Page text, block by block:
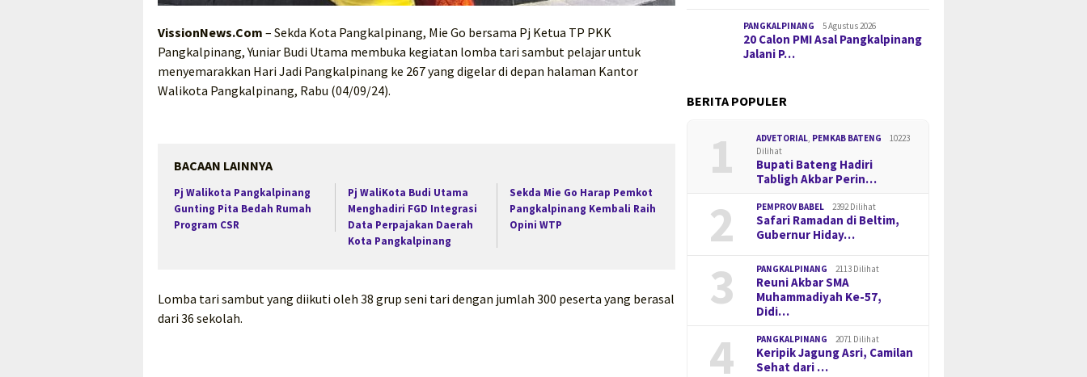
VissionNews.Com – Sekda Kota Pangkalpinang, Mie Go bersama Pj Ketua TP PKK
Pangkalpinang, Yuniar Budi Utama membuka kegiatan lomba tari sambut pelajar untuk
menyemarakkan Hari Jadi Pangkalpinang ke 267 yang digelar di depan halaman Kantor
Walikota Pangkalpinang, Rabu (04/09/24).
BACAAN LAINNYA
Pj Walikota Pangkalpinang
Gunting Pita Bedah Rumah
Program CSR
Pj WaliKota Budi Utama
Menghadiri FGD Integrasi
Data Perpajakan Daerah
Kota Pangkalpinang
Sekda Mie Go Harap Pemkot
Pangkalpinang Kembali Raih
Opini WTP
Lomba tari sambut yang diikuti oleh 38 grup seni tari dengan jumlah 300 peserta yang berasal
dari 36 sekolah.
PANGKALPINANG 5 Agustus 2026
20 Calon PMI Asal Pangkalpinang
Jalani P…
BERITA POPULER
1 ADVETORIAL, PEMKAB BATENG
10223
Dilihat
Bupati Bateng Hadiri
Tabligh Akbar Perin…
2 PEMPROV BABEL 2392 Dilihat
Safari Ramadan di Beltim,
Gubernur Hiday…
3 PANGKALPINANG 2113 Dilihat
Reuni Akbar SMA
Muhammadiyah Ke-57,
Didi…
4 PANGKALPINANG 2071 Dilihat
Keripik Jagung Asri, Camilan
Sehat dari …